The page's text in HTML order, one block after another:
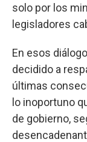
solo por los
legisladores
En esos
decidido a
últimas
lo inoportuno
de gobierno,